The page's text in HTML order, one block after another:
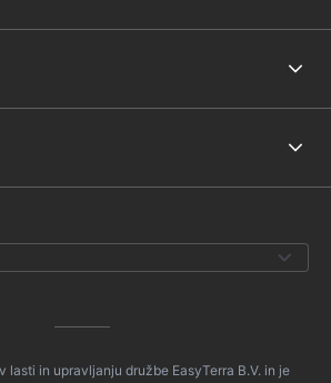
lasti in upravljanju družbe EasyTerra B.V. in je